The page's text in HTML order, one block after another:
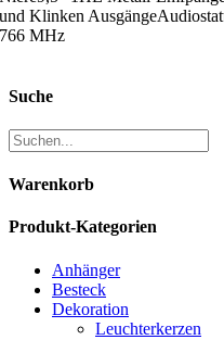
und Klinken
766 MHz
Suche
Warenkorb
Produkt-Kategorien
Anhänger
Besteck
Dekoration
Leuchterkerzen